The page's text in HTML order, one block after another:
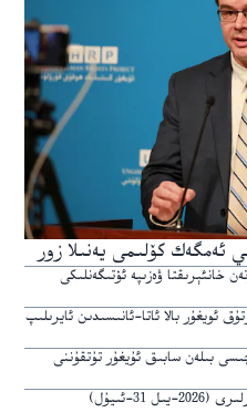
ئەمگەك كۆلىمى يەنىلا زور
ۋەزىپە ئۆتىگەنلىكى
143 مىڭدىن ئارتۇق ئويغۇر بالا ئاتا-ئانىسىدىن ئايرىلىپ
بىلەن سابىق ئۇيغۇر تۇتقۇننى
31-ئىيۇل)